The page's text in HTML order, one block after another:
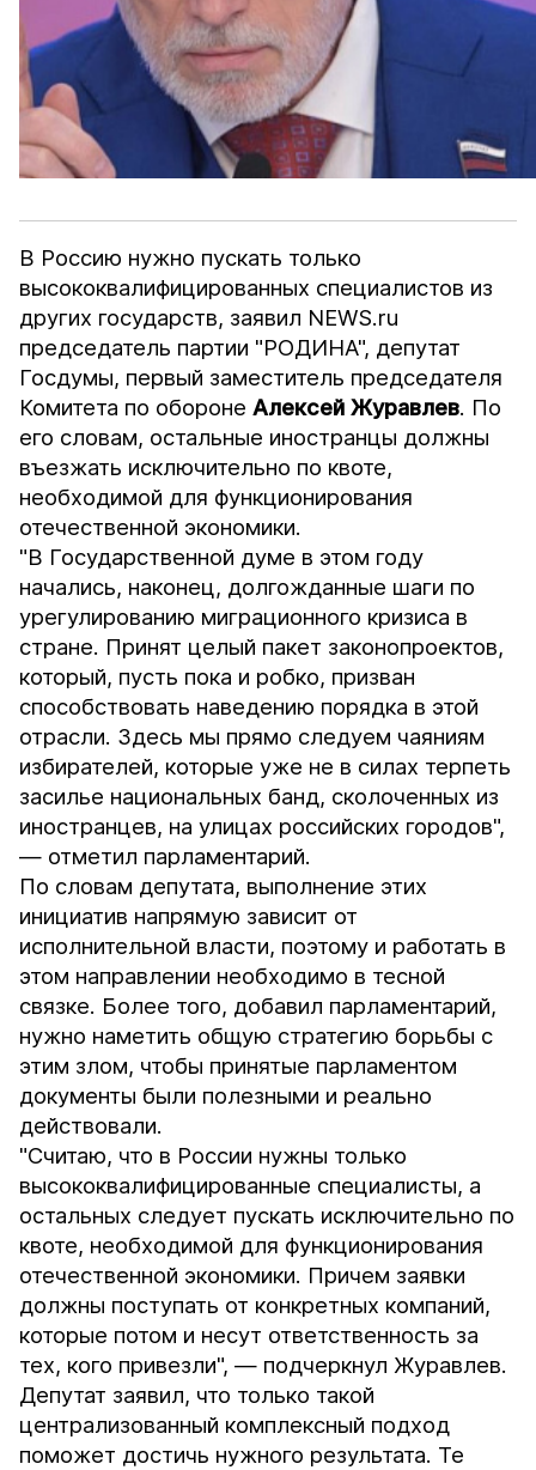
В Россию нужно пускать только
высококвалифицированных специалистов из
других государств, заявил NEWS.ru
председатель партии "РОДИНА", депутат
Госдумы, первый заместитель председателя
Комитета по оборонеАлексей Журавлев. По
его словам, остальные иностранцы должны
въезжать исключительно по квоте,
необходимой для функционирования
отечественной экономики.
"В Государственной думе в этом году
начались, наконец, долгожданные шаги по
урегулированию миграционного кризиса в
стране. Принят целый пакет законопроектов,
который, пусть пока и робко, призван
способствовать наведению порядка в этой
отрасли. Здесь мы прямо следуем чаяниям
избирателей, которые уже не в силах терпеть
засилье национальных банд, сколоченных из
иностранцев, на улицах российских городов",
— отметил парламентарий.
По словам депутата, выполнение этих
инициатив напрямую зависит от
исполнительной власти, поэтому и работать в
этом направлении необходимо в тесной
связке. Более того, добавил парламентарий,
нужно наметить общую стратегию борьбы с
этим злом, чтобы принятые парламентом
документы были полезными и реально
действовали.
"Считаю, что в России нужны только
высококвалифицированные специалисты, а
остальных следует пускать исключительно по
квоте, необходимой для функционирования
отечественной экономики. Причем заявки
должны поступать от конкретных компаний,
которые потом и несут ответственность за
тех, кого привезли", — подчеркнул Журавлев.
Депутат заявил, что только такой
централизованный комплексный подход
поможет достичь нужного результата. Те